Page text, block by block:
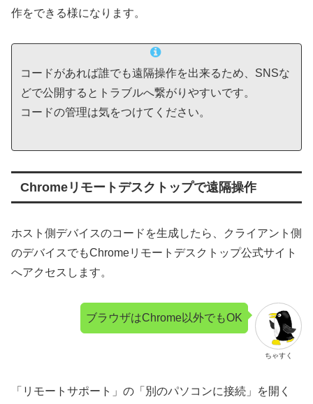
作をできる様になります。
コードがあれば誰でも遠隔操作を出来るため、SNSな
どで公開するとトラブルへ繋がりやすいです。
コードの管理は気をつけてください。
Chromeリモートデスクトップで遠隔操作
ホスト側デバイスのコードを生成したら、クライアント側
のデバイスでもChromeリモートデスクトップ公式サイト
へアクセスします。
ちゃすく
ブラウザはChrome以外でもOK
「リモートサポート」の「別のパソコンに接続」を開く